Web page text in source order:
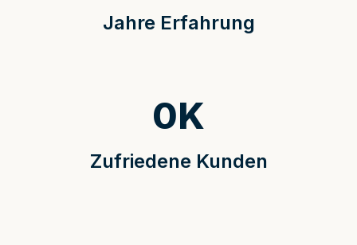
Jahre Erfahrung
Zufriedene Kunden
0K